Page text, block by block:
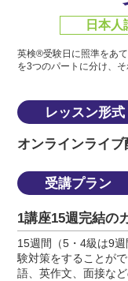
日本人
英検®受験日に照準をあ
を3つのパートに分け、
レッスン形式
オンラインライ
受講プラン
1講座15週完結の
15週間（5・4級は9
験対策をすることが
語、英作文、面接な